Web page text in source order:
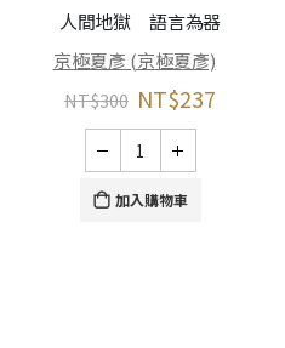
人間地獄 語言為器
京極夏彥 (京極夏彥)
NT$300 NT$237
加入購物車